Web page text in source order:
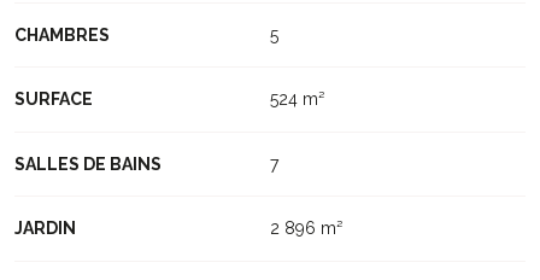
CHAMBRES 5
SURFACE 524 m²
SALLES DE BAINS 7
JARDIN 2 896 m²